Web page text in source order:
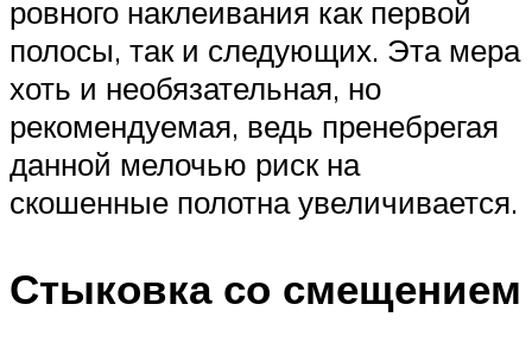
ровного наклеивания как первой
полосы, так и следующих. Эта мера
хоть и необязательная, но
рекомендуемая, ведь пренебрегая
данной мелочью риск на
скошенные полотна увеличивается.
Стыковка со смещением